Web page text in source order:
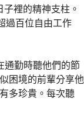
子裡的精神支柱。
過百位自由工作
通勤時聽他們的節
困境的前輩分享他
多珍貴。每次聽